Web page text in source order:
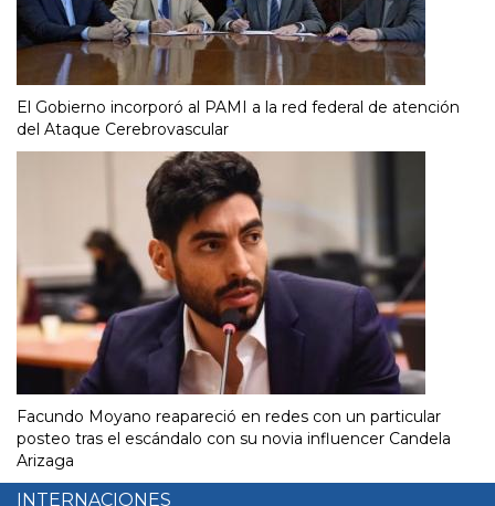
El Gobierno incorporó al PAMI a la red federal de atención
del Ataque Cerebrovascular
Facundo Moyano reapareció en redes con un particular
posteo tras el escándalo con su novia influencer Candela
Arizaga
INTERNACIONES